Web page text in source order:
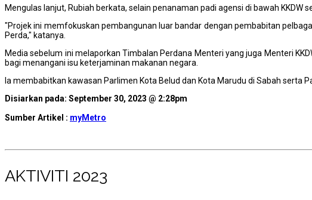
Mengulas lanjut, Rubiah berkata, selain penanaman padi agensi di bawah
"Projek ini memfokuskan pembangunan luar bandar dengan pembabitan
Perda," katanya.
Media sebelum ini melaporkan Timbalan Perdana Menteri yang juga Menteri
bagi menangani isu keterjaminan makanan negara.
Ia membabitkan kawasan Parlimen Kota Belud dan Kota Marudu di Sabah serta
Disiarkan pada: September 30, 2023 @ 2:28pm
Sumber Artikel : myMetro
AKTIVITI 2023